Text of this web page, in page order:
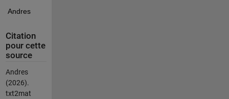
Andres
Citation
pour cette
source
Andres
(2026).
txt2mat